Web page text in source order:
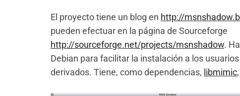
El proyecto tiene un blog en http://
pueden efectuar en la página de Sourceforge
http://sourceforge.net/projects/msnshadow.
Debian para facilitar la instalación a los
derivados. Tiene, como dependencias, libmimic,